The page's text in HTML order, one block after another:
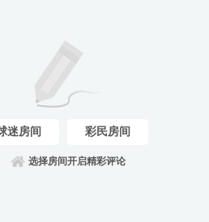
迷房间 彩民房间
选择房间开启精彩评论